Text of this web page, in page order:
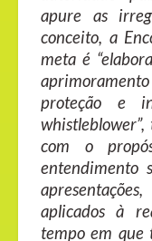
apure as
conceito, a
meta é
proteção e
com o
entendimento
aplicados à
tempo em que